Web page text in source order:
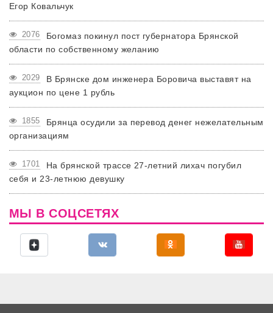
Егор Ковальчук
2076
Богомаз покинул пост губернатора Брянской
области по собственному желанию
2029
В Брянске дом инженера Боровича выставят на
аукцион по цене 1 рубль
1855
Брянца осудили за перевод денег нежелательным
организациям
1701
На брянской трассе 27-летний лихач погубил
себя и 23-летнюю девушку
МЫ В СОЦСЕТЯХ